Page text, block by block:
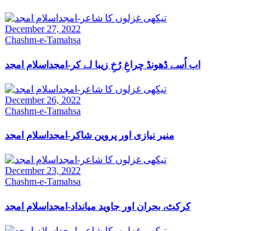
December 27, 2022
Chashm-e-Tamahsa
اب اُسے ڈھونڈ چراغِ رُخِ زیبا لے کر-امجداسلام امجد
December 26, 2022
Chashm-e-Tamahsa
منیر نیازی اور پروین شاکر-امجداسلام امجد
December 23, 2022
Chashm-e-Tamahsa
کرکٹ، بحران اور جاوید میانداد-امجداسلام امجد